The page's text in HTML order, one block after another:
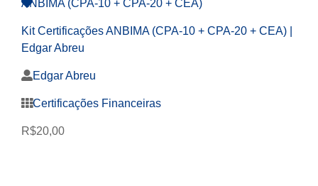
Kit Certificações ANBIMA (CPA-10 + CPA-20 + CEA) |
Edgar Abreu
Edgar Abreu
Certificações Financeiras
R$20,00